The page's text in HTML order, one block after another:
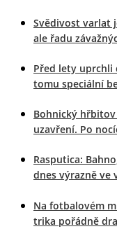
Svědivost varlat
ale řadu
Před lety uprchli
tomu speciální
Bohnický hřbitov
uzavření. Po
Rasputica:
dnes výrazně ve
Na fotbalovém
trika pořádně